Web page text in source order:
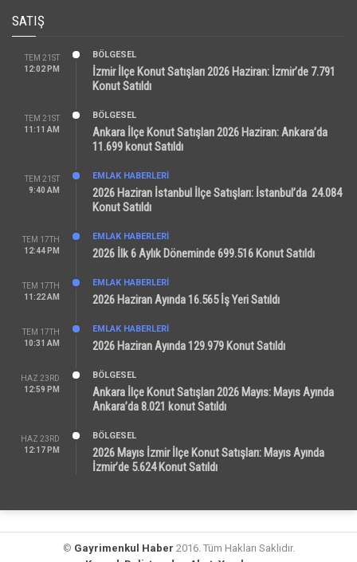
SATIŞ
TEM 21ST
12:02 PM
BÖLGESEL
İzmir İlçe Konut Satışları 2026 Haziran: İzmir’de 7.791
Konut Satıldı
TEM 21ST
11:11 AM
BÖLGESEL
Ankara İlçe Konut Satışları 2026 Haziran: Ankara’da
11.699 konut Satıldı
TEM 21ST
9:40 AM
EMLAK HABERLERI
2026 Haziran İstanbul İlçe Satışları: İstanbul’da 24.084
Konut Satıldı
TEM 17TH
12:44 PM
EMLAK HABERLERI
2026 İlk 6 Aylık Döneminde 699.516 Konut Satıldı
TEM 17TH
11:22 AM
EMLAK HABERLERI
2026 Haziran Ayında 16.565 İş Yeri Satıldı
TEM 17TH
10:31 AM
EMLAK HABERLERI
2026 Haziran Ayında 129.979 Konut Satıldı
HAZ 23RD
12:59 PM
BÖLGESEL
Ankara İlçe Konut Satışları 2026 Mayıs: Mayıs Ayında
Ankara’da 8.021 konut Satıldı
HAZ 23RD
12:17 PM
BÖLGESEL
2026 Mayıs İzmir İlçe Konut Satışları: Mayıs Ayında
İzmir’de 5.624 Konut Satıldı
© Gayrimenkul Haber 2016. Tüm Hakları Saklıdır.